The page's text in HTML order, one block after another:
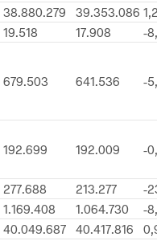
38.880.279 39.353.086
19.518 17.908 -
679.503 641.536 -
192.699 192.009 -
277.688 213.277
-
1.169.408 1.064.730
-
40.049.687
40.417.816